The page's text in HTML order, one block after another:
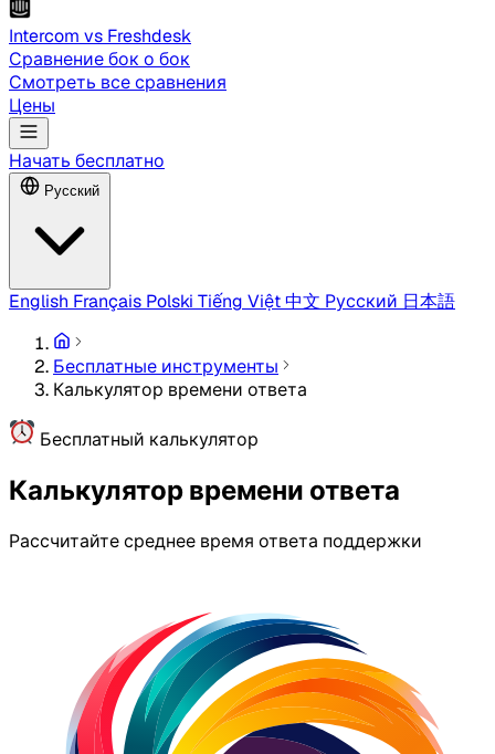
Intercom vs Freshdesk
Сравнение бок о бок
Смотреть все сравнения
Цены
Начать бесплатно
Русский
English Français Polski Tiếng Việt中文 Русский 日本語
Бесплатные инструменты
Калькулятор времени ответа
Бесплатный калькулятор
Калькулятор времени ответа
Рассчитайте среднее время ответа поддержки